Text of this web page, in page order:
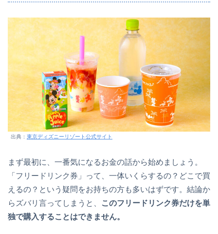
出典： 東京ディズニーリゾート公式サイト
まず最初に、一番気になるお金の話から始めましょう。
「フリードリンク券」って、一体いくらするの？どこで買
えるの？という疑問をお持ちの方も多いはずです。結論か
らズバリ言ってしまうと、
このフリードリンク券だけを単
独で購入することはできません。